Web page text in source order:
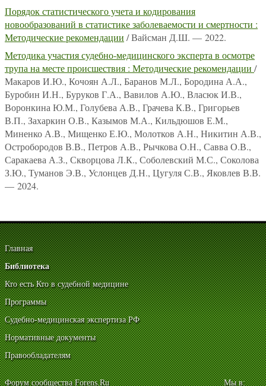
Порядок статистического учета и кодирования
новообразований в статистике заболеваемости и смертности :
Методические рекомендации / Вайсман Д.Ш. — 2022.
Методика участия судебно-медицинского эксперта в осмотре
трупа на месте происшествия : Методические рекомендации /
Макаров И.Ю., Кочоян А.Л., Баранов М.Л., Бородина А.А.,
Буробин И.Н., Буруков Г.А., Вавилов А.Ю., Власюк И.В.,
Воронкина Ю.М., Голубева А.В., Грачева К.В., Григорьев
В.П., Захаркин О.В., Казымов М.А., Кильдюшов Е.М.,
Миненко А.В., Мищенко Е.Ю., Молотков А.Н., Никитин А.В.,
Остробородов В.В., Петров А.В., Рычкова О.Н., Савва О.В.,
Саракаева А.З., Скворцова Л.К., Соболевский М.С., Соколова
З.Ю., Туманов Э.В., Услонцев Д.Н., Цугуля С.В., Яковлев В.В.
— 2024.
Главная
Библиотека
Кто есть Кто в судебной медицине
Программы
Судебно-медицинская экспертиза РФ
Нормативные документы
Правообладателям
Форум сообщества Forens.Ru Мы в: